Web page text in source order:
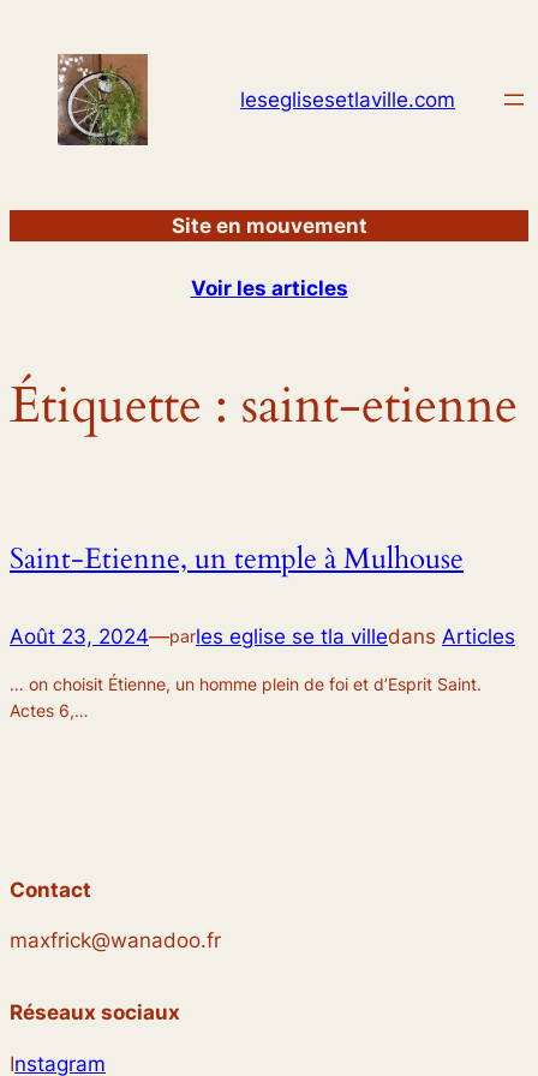
contenu
leseglisesetlaville.com
Site en mouvement
Voir les articles
Étiquette : saint-etienne
Saint-Etienne, un temple à Mulhouse
Août 23, 2024—parles eglise se tla villedans Articles
… on choisit Étienne, un homme plein de foi et d’Esprit Saint.
Actes 6,…
Contact
maxfrick@wanadoo.fr
Réseaux sociaux
Instagram